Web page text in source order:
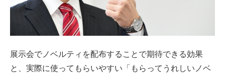
展示会でノベルティを配布することで期待できる効果
と、実際に使ってもらいやすい「もらってうれしいノベ